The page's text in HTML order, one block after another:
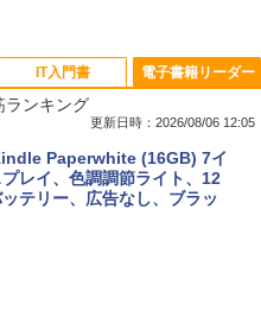
MacBook Neo A18 Proチッ
ンチノートブック：AIとAppl
のために設計、Liquid Ret
レイ、8GBユニファイドメモ
メラ、Touch ID - インディ
イドカード 10,000円 デジタ
旧 Xbox ギフトカード】 [オ
ド]
IT入門書
ート公式テキスト 第４版
電子書籍リーダー
ランキング
更新日時：2026/08/06 12:05
Paperwhite (16GB) 7イ
レイ、色調調節ライト、12
テリー、広告なし、ブラッ